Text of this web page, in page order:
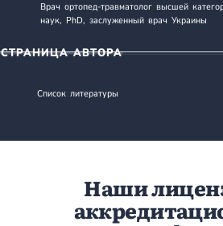
Врач ортопед-травматолог высшей
наук, PhD, заслуженный врач Украины
СТРАНИЦА АВТОРА
Список литературы
Наши